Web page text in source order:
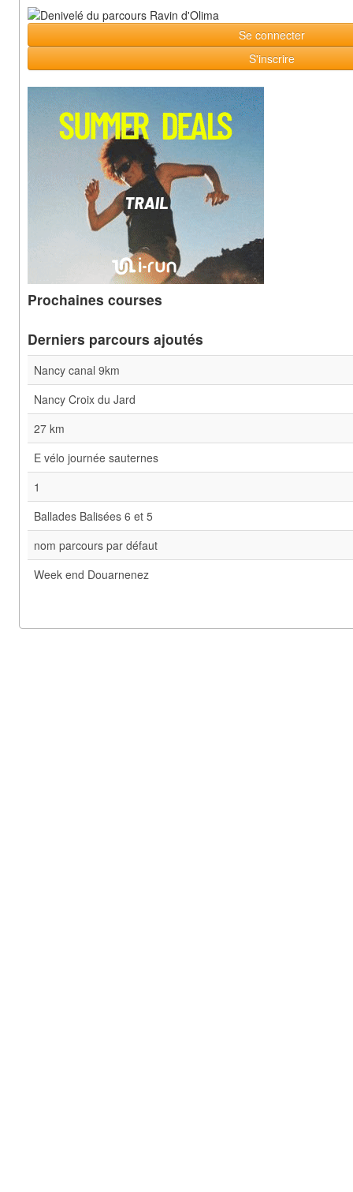
Se connecter
S'inscrire
Prochaines courses
Derniers parcours ajoutés
Nancy canal 9km
Nancy Croix du Jard
27 km
E vélo journée sauternes
1
Ballades Balisées 6 et 5
nom parcours par défaut
Week end Douarnenez